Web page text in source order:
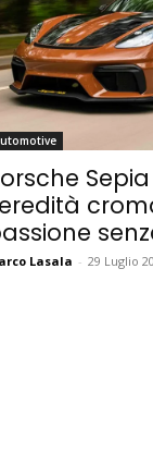
Lasala - 29 Luglio